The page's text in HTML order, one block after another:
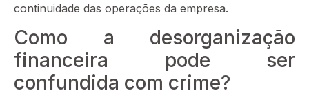
continuidade das operações da empresa.
Como a desorganização
financeira pode ser
confundida com crime?